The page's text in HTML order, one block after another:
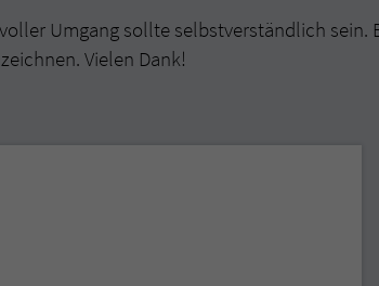
Umgang sollte selbstverständlich
Vielen Dank!